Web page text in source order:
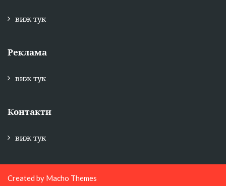
виж тук
Реклама
виж тук
Контакти
виж тук
Created by Macho Themes